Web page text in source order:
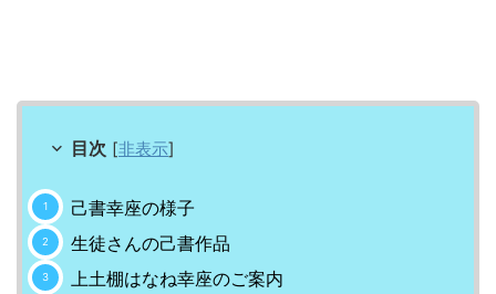
目次 [非表示]
己書幸座の様子
生徒さんの己書作品
上土棚はなね幸座のご案内